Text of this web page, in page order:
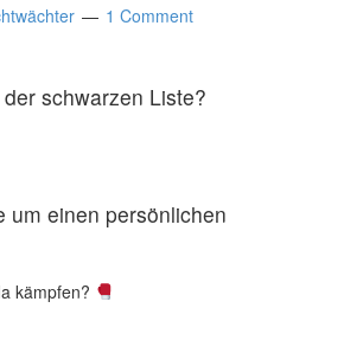
1 Comment
schwarzen Liste?
um einen persönlichen
kämpfen?